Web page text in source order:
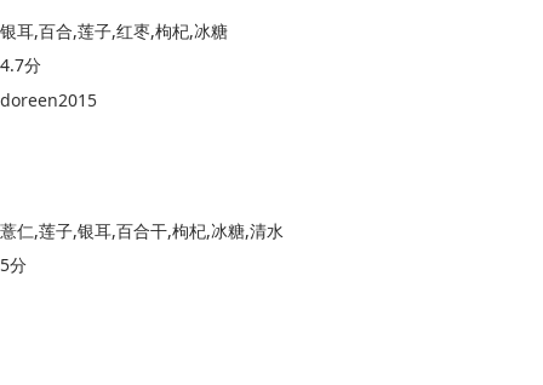
银耳,百合,莲子,红枣,枸杞,冰糖
4.7分
doreen2015
薏仁,莲子,银耳,百合干,枸杞,冰糖,清水
5分